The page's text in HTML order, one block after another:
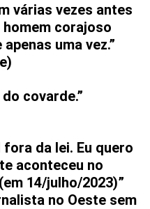
no
Compartilhar
no
no
várias vezes antes
corajoso
uma vez.”
covarde.”
fora da lei. Eu quero
aconteceu no
14/julho/2023)”
no Oeste sem